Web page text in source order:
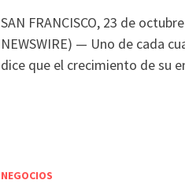
SAN FRANCISCO, 23 de
NEWSWIRE) — Uno de cada
dice que el crecimiento de su
NEGOCIOS